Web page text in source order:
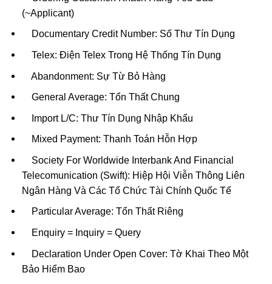
(~Applicant)
Documentary Credit Number: Số Thư Tín Dụng
Telex: Điện Telex Trong Hệ Thống Tín Dụng
Abandonment: Sự Từ Bỏ Hàng
General Average: Tổn Thất Chung
Import L/C: Thư Tín Dụng Nhập Khẩu
Mixed Payment: Thanh Toán Hỗn Hợp
Society For Worldwide Interbank And Financial
Telecomunication (Swift): Hiệp Hội Viễn Thông Liên
Ngân Hàng Và Các Tổ Chức Tài Chính Quốc Tế
Particular Average: Tổn Thất Riêng
Enquiry = Inquiry = Query
Declaration Under Open Cover: Tờ Khai Theo Một
Bảo Hiểm Bao